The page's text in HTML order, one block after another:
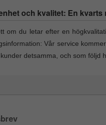
och kvalitet: En
om du letar efter en
Vår service
detsamma, och som följd